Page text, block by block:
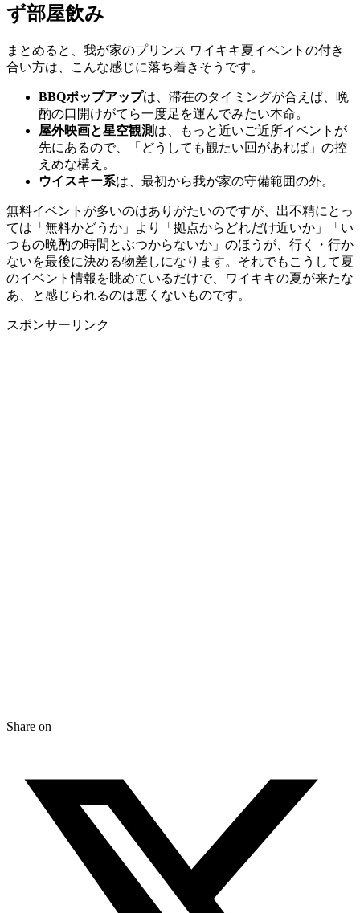
ず部屋飲み
まとめると、我が家のプリンス ワイキキ夏イベントの付き
合い方は、こんな感じに落ち着きそうです。
BBQポップアップは、滞在のタイミングが合えば、晩
酌の口開けがてら一度足を運んでみたい本命。
屋外映画と星空観測 は、もっと近いご近所イベントが
先にあるので、「どうしても観たい回があれば」の控
えめな構え。
ウイスキー系は、最初から我が家の守備範囲の外。
無料イベントが多いのはありがたいのですが、出不精にとっ
ては「無料かどうか」より「拠点からどれだけ近いか」「い
つもの晩酌の時間とぶつからないか」のほうが、行く・行か
ないを最後に決める物差しになります。それでもこうして夏
のイベント情報を眺めているだけで、ワイキキの夏が来たな
あ、と感じられるのは悪くないものです。
スポンサーリンク
Share on